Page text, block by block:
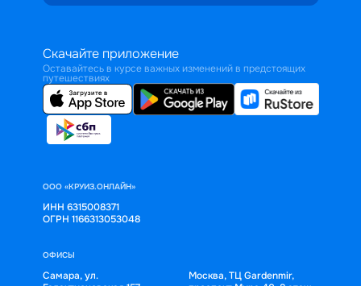
Скачайте приложение
Оставайтесь в курсе важных изменений в предстоящих
путешествиях
ООО «КРУИЗ.ОНЛАЙН»
ИНН 6315008371
ОГРН 1166313053048
ОФИСЫ
Самара, ул.
Москва, ТЦ Gardenmir,